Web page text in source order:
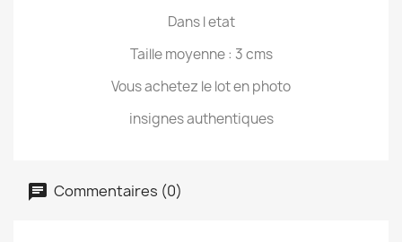
Dans l etat
Taille moyenne : 3 cms
Vous achetez le lot en photo
insignes authentiques
Commentaires (0)